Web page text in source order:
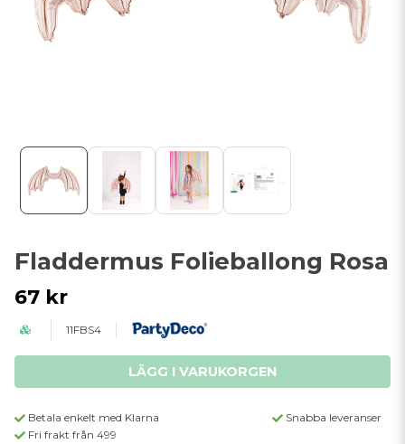
Fladdermus Folieballong Rosa
67 kr
11FBS4
LÄGG I VARUKORGEN
Betala enkelt med Klarna
Snabba leveranser
Fri frakt från 499